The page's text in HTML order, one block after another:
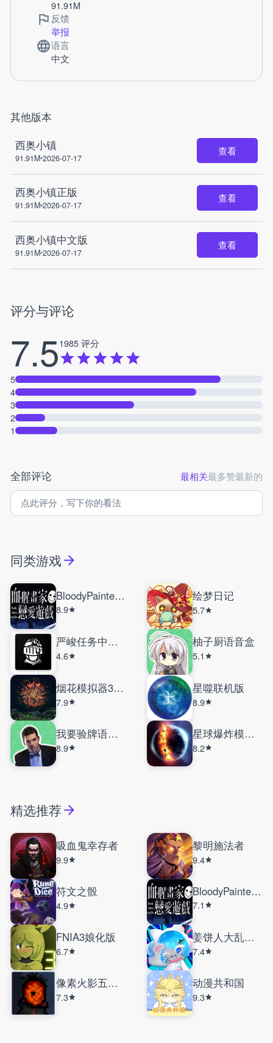
91.91M
反馈
举报
语言
中文
其他版本
西奥小镇
91.91M 2026-07-17
查看
西奥小镇正版
91.91M 2026-07-17
查看
西奥小镇中文版
91.91M 2026-07-17
查看
评分与评论
7.51985 评分
5
4
3
2
1
全部评论 最相关最多赞最新的
同类游戏
BloodyPainterDatingSim
8.9
绘梦日记
5.7
严峻任务中文版
4.6
柚子厨语音盒
5.1
烟花模拟器3D手机版
7.9
星噬联机版
8.9
我要验牌语音盒
8.9
星球爆炸模拟器内置菜单
8.2
精选推荐
吸血鬼幸存者
9.9
黎明施法者
9.4
符文之骰
4.9
BloodyPainterDatingSim
7.1
FNIA3娘化版
6.7
姜饼人大乱斗国际服
7.4
像素火影五影斑
7.3
动漫共和国
9.3